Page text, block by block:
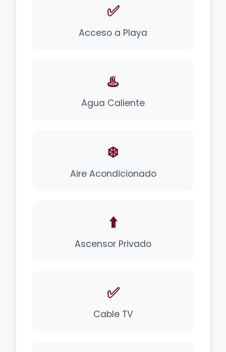
✅
Acceso a Playa
♨️
Agua Caliente
❄️
Aire Acondicionado
⬆️
Ascensor Privado
✅
Cable TV